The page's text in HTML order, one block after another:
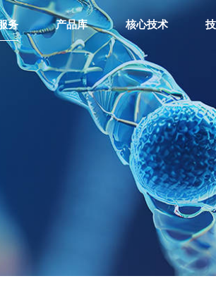
务 产品库 核心技术